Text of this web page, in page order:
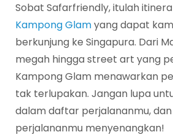
Sobat Safarfriendly, itulah
Kampong Glamyang dapat
berkunjung ke Singapura. Dari
megah hingga street art yang
Kampong Glam menawarkan
tak terlupakan. Jangan lupa
dalam daftar perjalananmu,
perjalananmu menyenangkan!